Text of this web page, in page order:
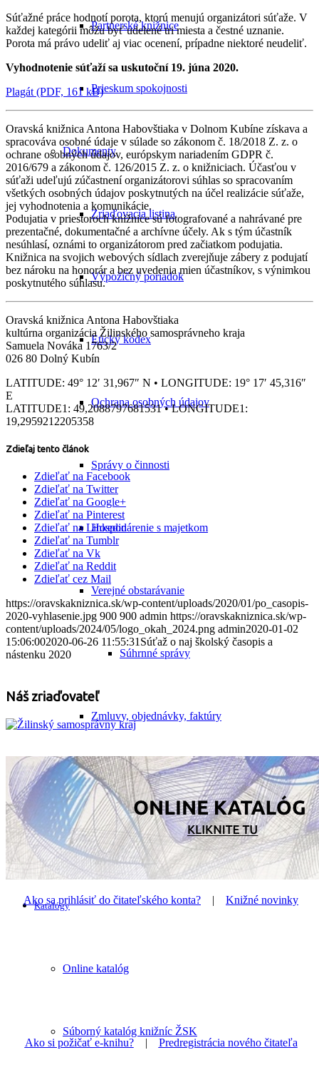
Partnerské knižnice
Prieskum spokojnosti
Dokumenty
Zriaďovacia listina
Výpožičný poriadok
Etický kódex
Ochrana osobných údajov
Správy o činnosti
Hospodárenie s majetkom
Verejné obstarávanie
Súhrnné správy
Zmluvy, objednávky, faktúry
Smernice
Fotogaléria
Katalógy
Online katalóg
Súborný katalóg knižníc ŽSK
Súťažné práce hodnotí porota, ktorú menujú organizátori súťaže. V
každej kategórii môžu byť udelené tri miesta a čestné uznanie.
Porota má právo udeliť aj viac ocenení, prípadne niektoré neudeliť.
Vyhodnotenie súťaží sa uskutoční 19. júna 2020.
Plagát (PDF, 161 kB)
Oravská knižnica Antona Habovštiaka v Dolnom Kubíne získava a
spracováva osobné údaje v súlade so zákonom č. 18/2018 Z. z. o
ochrane osobných údajov, európskym nariadením GDPR č.
2016/679 a zákonom č. 126/2015 Z. z. o knižniciach. Účasťou v
súťaži udeľujú zúčastnení organizátorovi súhlas so spracovaním
všetkých osobných údajov poskytnutých na účel realizácie súťaže,
jej vyhodnotenia a komunikácie.
Podujatia v priestoroch knižnice sú fotografované a nahrávané pre
prezentačné, dokumentačné a archívne účely. Ak s tým účastník
nesúhlasí, oznámi to organizátorom pred začiatkom podujatia.
Knižnica na svojich webových sídlach zverejňuje zábery z podujatí
bez nároku na honorár a bez uvedenia mien účastníkov, s výnimkou
poskytnutého súhlasu.
Oravská knižnica Antona Habovštiaka
kultúrna organizácia Žilinského samosprávneho kraja
Samuela Nováka 1763/2
026 80 Dolný Kubín
LATITUDE: 49° 12′ 31,967″ N • LONGITUDE: 19° 17′ 45,316″
E
LATITUDE1: 49,2088797681531 • LONGITUDE1:
19,2959212205358
Zdieľaj tento článok
Zdieľať na Facebook
Zdieľať na Twitter
Zdieľať na Google+
Zdieľať na Pinterest
Zdieľať na Linkedin
Zdieľať na Tumblr
Zdieľať na Vk
Zdieľať na Reddit
Zdieľať cez Mail
https://oravskakniznica.sk/wp-content/uploads/2020/01/po_casopis-
2020-vyhlasenie.jpg 900 900 admin https://oravskakniznica.sk/wp-
content/uploads/2024/05/logo_okah_2024.png admin2020-01-02
15:06:002020-06-26 11:55:31 Súťaž o naj školský časopis a
nástenku 2020
Náš zriaďovateľ
Ako sa prihlásiť do čitateľského konta? | Knižné novinky
Ako si požičať e-knihu?| Predregistrácia nového čitateľa